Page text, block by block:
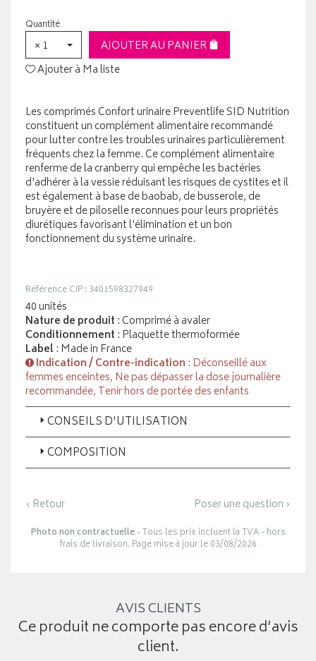
Quantité
× 1
AJOUTER AU PANIER
Ajouter à Ma liste
Les comprimés Confort urinaire Preventlife SID Nutrition
constituent un complément alimentaire recommandé
pour lutter contre les troubles urinaires particulièrement
fréquents chez la femme. Ce complément alimentaire
renferme de la cranberry qui empêche les bactéries
d'adhérer à la vessie réduisant les risques de cystites et il
est également à base de baobab, de busserole, de
bruyère et de piloselle reconnues pour leurs propriétés
diurétiques favorisant l'élimination et un bon
fonctionnement du système urinaire.
Référence CIP : 3401598327949
40 unités
Nature de produit : Comprimé à avaler
Conditionnement : Plaquette thermoformée
Label: Made in France
Indication / Contre-indication : Déconseillé aux
femmes enceintes, Ne pas dépasser la dose journalière
recommandée, Tenir hors de portée des enfants
CONSEILS D'UTILISATION
COMPOSITION
‹ Retour Poser une question ›
Photo non contractuelle- Tous les prix incluent la TVA - hors
frais de livraison. Page mise à jour le 03/08/2026
AVIS CLIENTS
Ce produit ne comporte pas encore d’avis
client.